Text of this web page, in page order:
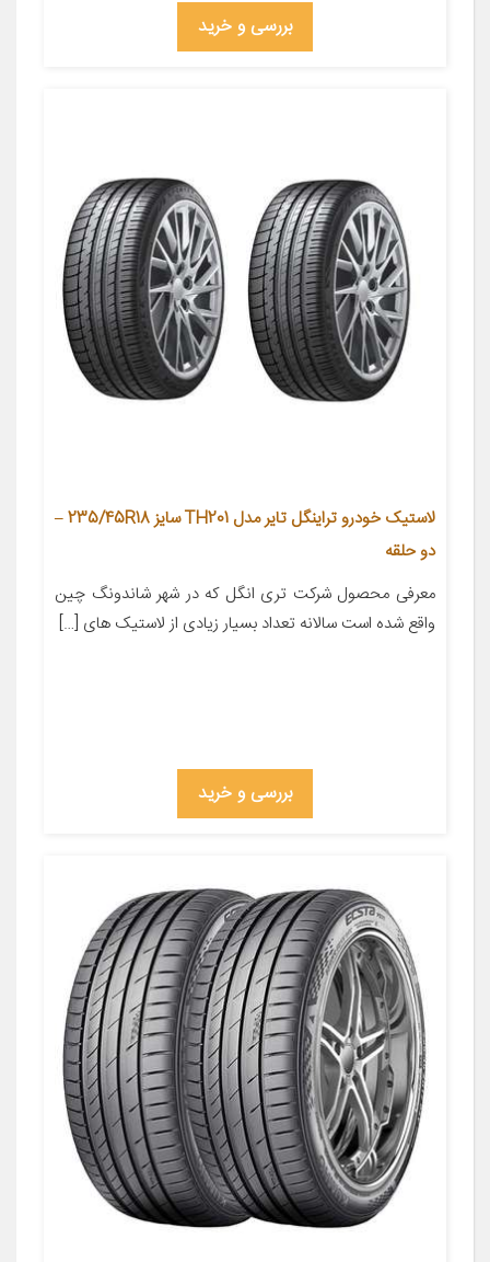
بررسی و خرید
لاستیک خودرو تراینگل تایر مدل TH201 سایز 235/45R18 –
دو حلقه
معرفی محصول شرکت تری انگل که در شهر شاندونگ چین
واقع شده است سالانه تعداد بسیار زیادی از لاستیک های […]
بررسی و خرید